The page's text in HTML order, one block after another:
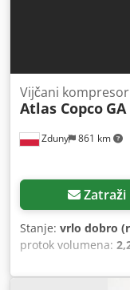
Zduny 861 km
Vijčani kompresor
Atlas Copco
Zatraži
Stanje: vrlo dobro
protok volumena: